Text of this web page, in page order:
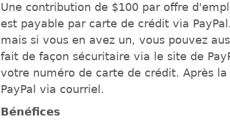
Une contribution de $100 par offre
est payable par carte de crédit via
mais si vous en avez un, vous pouvez
fait de façon sécuritaire via le site de
votre numéro de carte de crédit. Après
PayPal via courriel.
Bénéfices